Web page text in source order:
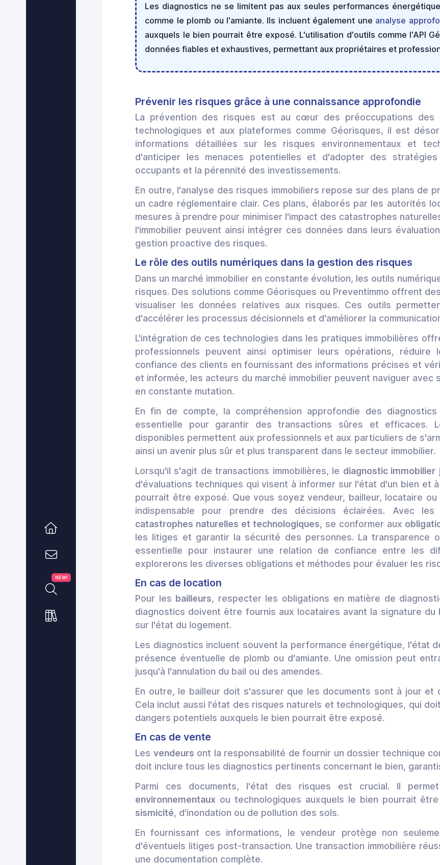
NEW!
Les diagnostics ne se limitent pas aux seules performances
comme le plomb ou l'amiante. Ils incluent également une analyse
auxquels le bien pourrait être exposé. L'utilisation d'outils comme l'API
données fiables et exhaustives, permettant aux propriétaires et
Prévenir les risques grâce à une connaissance approfondie
La prévention des risques est au cœur des préoccupations des
technologiques et aux plateformes comme Géorisques, il est
informations détaillées sur les risques environnementaux et
d'anticiper les menaces potentielles et d'adopter des
occupants et la pérennité des investissements.
En outre, l'analyse des risques immobiliers repose sur des plans de
un cadre réglementaire clair. Ces plans, élaborés par les autorités
mesures à prendre pour minimiser l'impact des catastrophes
l'immobilier peuvent ainsi intégrer ces données dans leurs
gestion proactive des risques.
Le rôle des outils numériques dans la gestion des risques
Dans un marché immobilier en constante évolution, les outils
risques. Des solutions comme Géorisques ou Preventimmo offrent
visualiser les données relatives aux risques. Ces outils
d'accélérer les processus décisionnels et d'améliorer la
L'intégration de ces technologies dans les pratiques immobilières
professionnels peuvent ainsi optimiser leurs opérations,
confiance des clients en fournissant des informations précises et
et informée, les acteurs du marché immobilier peuvent naviguer avec
en constante mutation.
En fin de compte, la compréhension approfondie des
essentielle pour garantir des transactions sûres et efficaces.
disponibles permettent aux professionnels et aux particuliers de
ainsi un avenir plus sûr et plus transparent dans le secteur immobilier.
Lorsqu'il s'agit de transactions immobilières, le diagnostic immobilier
d'évaluations techniques qui visent à informer sur l'état d'un bien et
pourrait être exposé. Que vous soyez vendeur, bailleur, locataire
indispensable pour prendre des décisions éclairées. Avec
catastrophes naturelles et technologiques, se conformer aux
les litiges et garantir la sécurité des personnes. La transparence
essentielle pour instaurer une relation de confiance entre les
explorerons les diverses obligations et méthodes pour évaluer les
En cas de location
Pour les bailleurs, respecter les obligations en matière de
diagnostics doivent être fournis aux locataires avant la signature
sur l'état du logement.
Les diagnostics incluent souvent la performance énergétique, l'état
présence éventuelle de plomb ou d'amiante. Une omission peut
jusqu'à l'annulation du bail ou des amendes.
En outre, le bailleur doit s'assurer que les documents sont à jour
Cela inclut aussi l'état des risques naturels et technologiques, qui
dangers potentiels auxquels le bien pourrait être exposé.
En cas de vente
Les vendeurs ont la responsabilité de fournir un dossier technique
doit inclure tous les diagnostics pertinents concernant le bien,
Parmi ces documents, l'état des risques est crucial. Il
environnementaux ou technologiques auxquels le bien pourrait
sismicité, d'inondation ou de pollution des sols.
En fournissant ces informations, le vendeur protège non
d'éventuels litiges post-transaction. Une transaction immobilière
une documentation complète.